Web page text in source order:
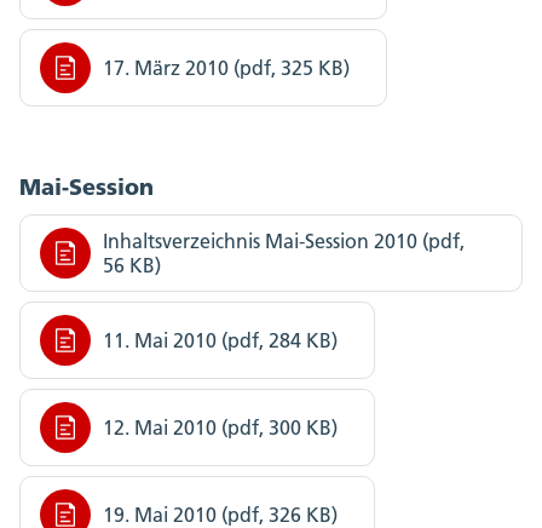
17. März 2010 (pdf, 325 KB)
Mai-Session
Inhaltsverzeichnis Mai-Session 2010 (pdf,
56 KB)
11. Mai 2010 (pdf, 284 KB)
12. Mai 2010 (pdf, 300 KB)
19. Mai 2010 (pdf, 326 KB)